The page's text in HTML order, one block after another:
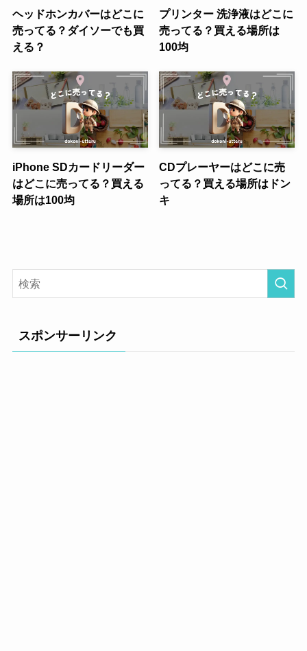
ヘッドホンカバーはどこに
売ってる？ダイソーでも買
える？
プリンター 洗浄液はどこに
売ってる？買える場所は
100均
iPhone SDカードリーダー
はどこに売ってる？買える
場所は100均
CDプレーヤーはどこに売
ってる？買える場所はドン
キ
スポンサーリンク